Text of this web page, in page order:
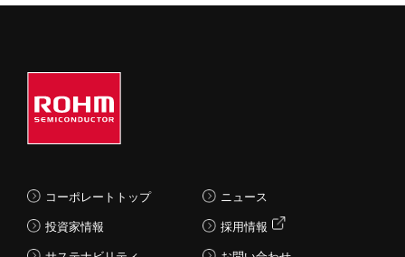
コーポレートトップ
投資家情報
ニュース
採用情報